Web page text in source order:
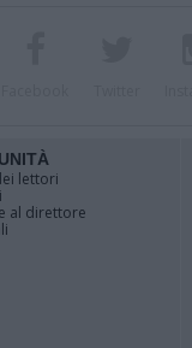
lettori
al direttore